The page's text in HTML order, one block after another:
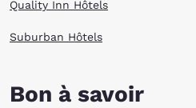
Quality Inn Hôtels
Suburban Hôtels
Bon à savoir